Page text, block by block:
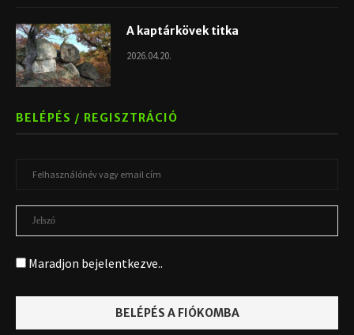
A kaptárkövek titka
2026.04.20.
BELÉPÉS / REGISZTRÁCIÓ
Maradjon bejelentkezve..